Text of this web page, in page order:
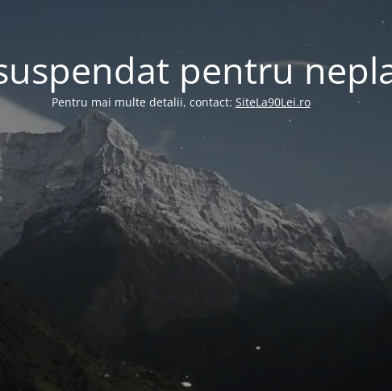
pentru
Pentru mai multe detalii, contact: SiteLa90Lei.ro